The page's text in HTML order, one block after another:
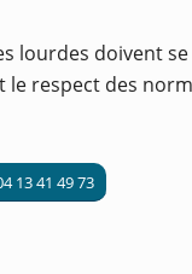
lourdes doivent
respect des
13 41 49 73